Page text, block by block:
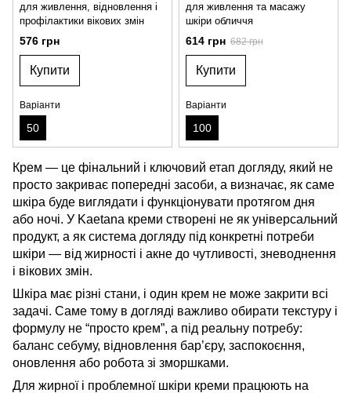
для живлення, відновлення і
профілактики вікових змін
576 грн
Купити
Варіанти
50
для живлення та масажу
шкіри обличчя
614 грн 682 грн
Купити
Варіанти
100
Крем — це фінальний і ключовий етап догляду, який не
просто закриває попередні засоби, а визначає, як саме
шкіра буде виглядати і функціонувати протягом дня
або ночі. У Kaetana креми створені не як універсальний
продукт, а як система догляду під конкретні потреби
шкіри — від жирності і акне до чутливості, зневоднення
і вікових змін.
Шкіра має різні стани, і один крем не може закрити всі
задачі. Саме тому в догляді важливо обирати текстуру і
формулу не “просто крем”, а під реальну потребу:
баланс себуму, відновлення бар’єру, заспокоєння,
оновлення або робота зі зморшками.
Для жирної і проблемної шкіри креми працюють на